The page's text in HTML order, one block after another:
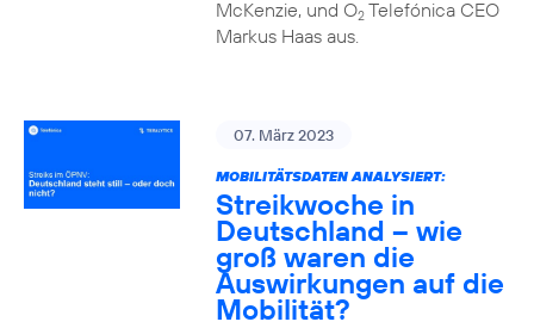
McKenzie, und O2Telefónica CEO
Markus Haas aus.
07. März 2023
MOBILITÄTSDATEN ANALYSIERT:
Streikwoche in
Deutschland – wie
groß waren die
Auswirkungen auf die
Mobilität?